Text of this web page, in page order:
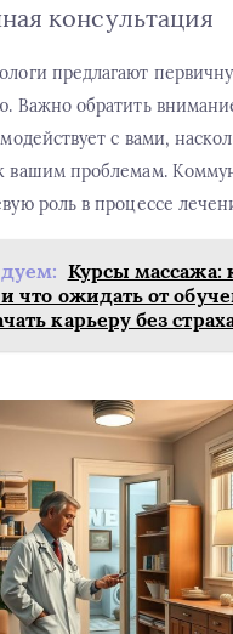
консультация
предлагают
Важно обратить
с вами,
вашим проблемам.
роль в процессе
Курсы массажа:
что ожидать от
карьеру без